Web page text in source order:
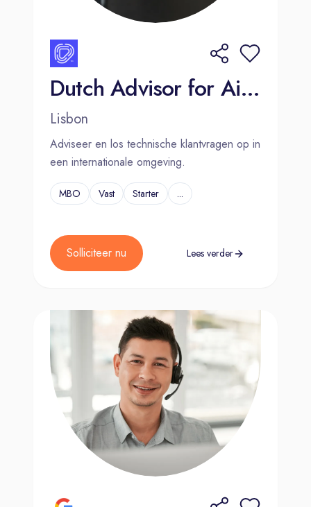
Dutch Advisor for Air Conditioning World Leader Company
Lisbon
Adviseer en los technische klantvragen op in
een internationale omgeving.
MBO Vast Starter ...
Solliciteer nu Lees verder